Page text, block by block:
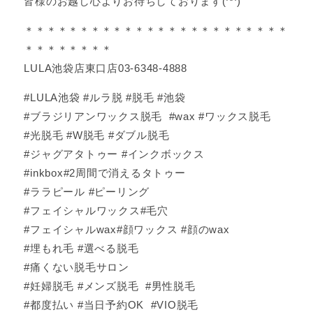
＊＊＊＊＊＊＊＊＊＊＊＊＊＊＊＊＊＊＊＊＊＊＊＊
＊＊＊＊＊＊＊＊
LULA池袋店東口店03-6348-4888
#LULA池袋 #ルラ脱 #脱毛 #池袋
#ブラジリアンワックス脱毛 #wax #ワックス脱毛
#光脱毛 #W脱毛 #ダブル脱毛
#ジャグアタトゥー #インクボックス
#inkbox#2周間で消えるタトゥー
#ララピール #ピーリング
#フェイシャルワックス#毛穴
#フェイシャルwax#顔ワックス #顔のwax
#埋もれ毛 #選べる脱毛
#痛くない脱毛サロン
#妊婦脱毛 #メンズ脱毛 #男性脱毛
#都度払い #当日予約OK #VIO脱毛